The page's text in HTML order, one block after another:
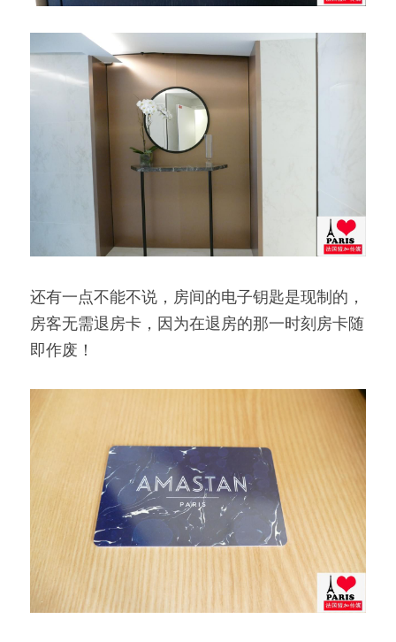
还有一点不能不说，房间的电子钥匙是现制的，
房客无需退房卡，因为在退房的那一时刻房卡随
即作废！